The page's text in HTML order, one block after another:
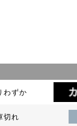
わずか
切れ